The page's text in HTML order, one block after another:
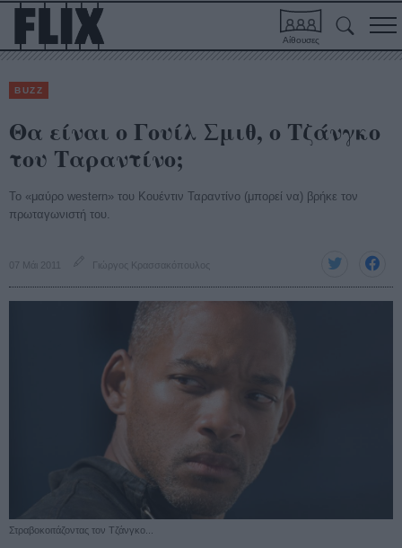
Αίθουσες
BUZZ
Θα είναι ο Γουίλ Σμιθ, ο Τζάνγκο
του Ταραντίνο;
Το «μαύρο western» του Κουέντιν Ταραντίνο (μπορεί να) βρήκε τον
πρωταγωνιστή του.
07 Μάι 2011 Γιώργος Κρασσακόπουλος
Στραβοκοιτάζοντας τον Τζάνγκο...